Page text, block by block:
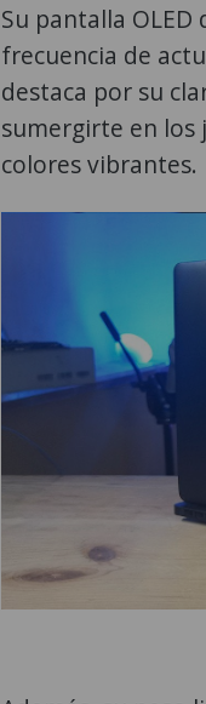
Su pantalla OLED
frecuencia de
destaca por su
sumergirte en los
colores vibrantes.